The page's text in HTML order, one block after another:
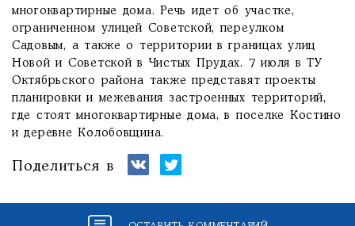
многоквартирные дома. Речь идет об участке,
ограниченном улицей Советской, переулком
Садовым, а также о территории в границах улиц
Новой и Советской в Чистых Прудах. 7 июля в ТУ
Октябрьского района также представят проекты
планировки и межевания застроенных территорий,
где стоят многоквартирные дома, в поселке Костино
и деревне Колобовщина.
Поделиться в